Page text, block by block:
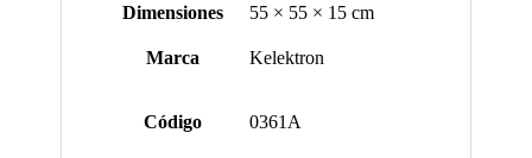
Dimensiones 55 × 55 × 15 cm
Marca Kelektron
Código 0361A